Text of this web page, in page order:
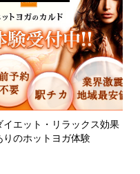
イエット・リラックス効果
りのホットヨガ体験